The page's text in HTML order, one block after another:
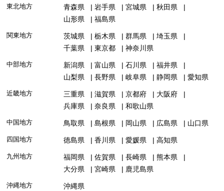
東北地方 青森県 岩手県 宮城県
秋田県
山形県
福島県
関東地方 茨城県 栃木県 群馬県
埼玉県
千葉県
東京都 神奈川県
中部地方 新潟県 富山県 石川県
福井県
山梨県
長野県 岐阜県 静岡県 愛知県
近畿地方 三重県 滋賀県 京都府
大阪府
兵庫県
奈良県 和歌山県
中国地方 鳥取県 島根県 岡山県 広島県 山口県
四国地方 徳島県 香川県 愛媛県 高知県
九州地方 福岡県 佐賀県 長崎県
熊本県
大分県
宮崎県 鹿児島県
沖縄地方 沖縄県